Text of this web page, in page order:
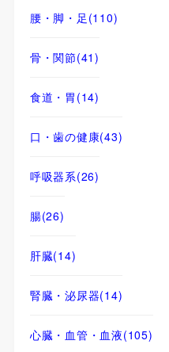
腰・脚・足 (110)
骨・関節(41)
食道・胃 (14)
口・歯の健康(43)
呼吸器系(26)
腸(26)
肝臓(14)
腎臓・泌尿器(14)
心臓・血管・血液(105)